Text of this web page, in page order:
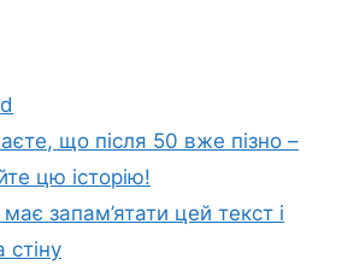
що після 50 вже пізно –
цю історію!
запам’ятати цей текст і
стіну